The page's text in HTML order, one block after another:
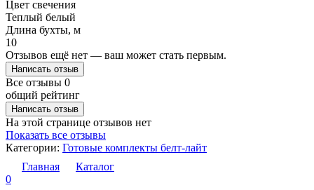
Цвет свечения
Теплый белый
Длина бухты, м
10
Отзывов ещё нет — ваш может стать первым.
Написать отзыв
Все отзывы 0
общий рейтинг
Написать отзыв
На этой странице отзывов нет
Показать все отзывы
Категории: Готовые комплекты белт-лайт
Главная
Каталог
0